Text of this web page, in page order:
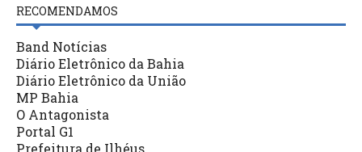
RECOMENDAMOS
Band Notícias
Diário Eletrônico da Bahia
Diário Eletrônico da União
MP Bahia
O Antagonista
Portal G1
Prefeitura de Ilhéus